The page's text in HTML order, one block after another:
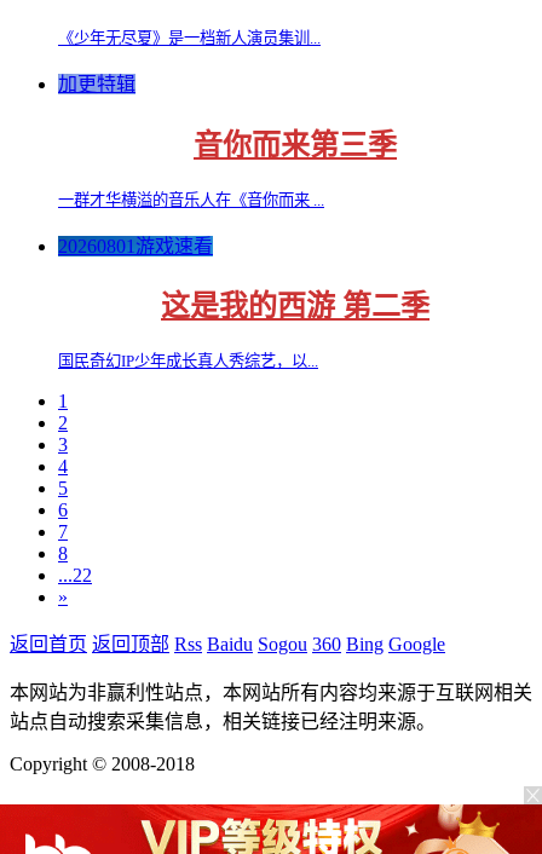
《少年无尽夏》是一档新人演员集训...
加更特辑
音你而来第三季
一群才华横溢的音乐人在《音你而来 ...
20260801游戏速看
这是我的西游 第二季
国民奇幻IP少年成长真人秀综艺，以...
1
2
3
4
5
6
7
8
...22
»
返回首页 返回顶部 Rss Baidu Sogou 360 Bing Google
本网站为非赢利性站点，本网站所有内容均来源于互联网相关
站点自动搜索采集信息，相关链接已经注明来源。
Copyright © 2008-2018